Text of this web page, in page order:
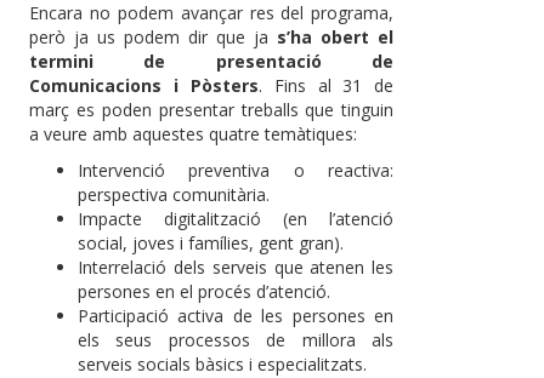
Encara no podem avançar res del programa,
però ja us podem dir que ja s’ha obert el
termini de presentació de
Comunicacions i Pòsters. Fins al 31 de
març es poden presentar treballs que tinguin
a veure amb aquestes quatre temàtiques:
Intervenció preventiva o reactiva:
perspectiva comunitària.
Impacte digitalització (en l’atenció
social, joves i famílies, gent gran).
Interrelació dels serveis que atenen les
persones en el procés d’atenció.
Participació activa de les persones en
els seus processos de millora als
serveis socials bàsics i especialitzats.